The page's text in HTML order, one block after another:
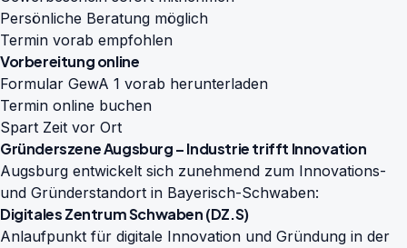
Persönliche Beratung möglich
Termin vorab empfohlen
Vorbereitung online
Formular GewA 1 vorab herunterladen
Termin online buchen
Spart Zeit vor Ort
Gründerszene Augsburg – Industrie trifft Innovation
Augsburg entwickelt sich zunehmend zum Innovations-
und Gründerstandort in Bayerisch-Schwaben:
Digitales Zentrum Schwaben (DZ.S)
Anlaufpunkt für digitale Innovation und Gründung in der